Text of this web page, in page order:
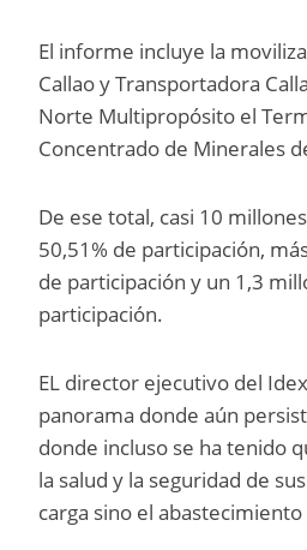
El informe incluye la
Callao y Transportadora
Norte Multipropósito el
Concentrado de Minerales
De ese total, casi 10
50,51% de participación,
de participación y un 1,3
participación.
EL director ejecutivo del
panorama donde aún
donde incluso se ha tenido
la salud y la seguridad de
carga sino el abastecimiento